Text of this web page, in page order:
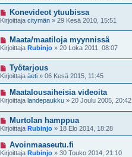
Konevideot ytuubissa
Kirjoittaja citymän » 29 Kesä 2010, 15:51
Maata/maatiloja myynnissä
Kirjoittaja Rubinjo » 20 Loka 2011, 08:07
Työtarjous
Kirjoittaja äeti » 06 Kesä 2015, 11:45
Maatalousaiheisia videoita
Kirjoittaja landepaukku » 20 Joulu 2005, 20:42
Murtolan hamppua
Kirjoittaja Rubinjo » 18 Elo 2014, 18:28
Avoinmaaseutu.fi
Kirjoittaja Rubinjo » 30 Touko 2014, 21:10